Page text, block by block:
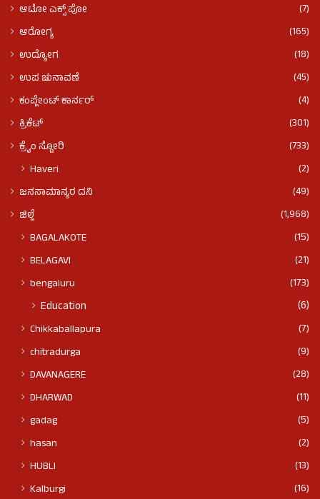
ಆಟೋ ಎಕ್ಸ್ ಪೋ
(7)
ಆರೋಗ್ಯ
(165)
ಉದ್ಯೋಗ
(18)
ಉಪ ಚುನಾವಣೆ
(45)
ಕಂಪ್ಲೇಂಟ್ ಕಾರ್ನರ್
(4)
ಕ್ರಿಕೆಟ್
(301)
ಕ್ರೈಂ ಸ್ಟೋರಿ
(733)
Haveri (2)
ಜನಸಾಮಾನ್ಯರ ದನಿ
(49)
ಜಿಲ್ಲೆ
(1,968)
BAGALAKOTE
(15)
BELAGAVI
(21)
bengaluru
(173)
Education (6)
Chikkaballapura
(7)
chitradurga
(9)
DAVANAGERE
(28)
DHARWAD
(11)
gadag
(5)
hasan
(2)
HUBLI
(13)
Kalburgi
(16)